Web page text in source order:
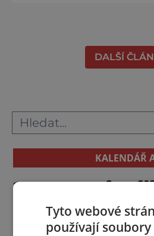
DALŠÍ
KALENDÁŘ
<< Srpen
28 29 30
4 5 6
Tyto webové
používají